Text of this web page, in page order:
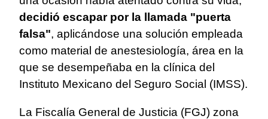
decidió escapar por la llamada "puerta
falsa", aplicándose una solución empleada
como material de anestesiología, área en la
que se desempeñaba en la clínica del
Instituto Mexicano del Seguro Social (IMSS).
La Fiscalía General de Justicia (FGJ) zona